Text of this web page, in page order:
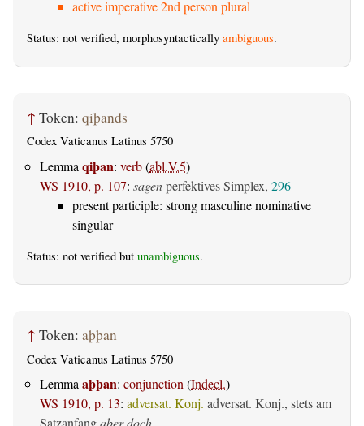
active imperative 2nd person plural
Status: not verified, morphosyntactically ambiguous.
↑ Token: qiþands
Codex Vaticanus Latinus 5750
Lemma qiþan: verb(abl.V.5)
WS 1910, p. 107: sagenperfektives Simplex, 296
present participle: strong masculine nominative
singular
Status: not verified but unambiguous.
↑ Token: aþþan
Codex Vaticanus Latinus 5750
Lemma aþþan: conjunction (Indecl.)
WS 1910, p. 13: adversat. Konj. adversat. Konj., stets am
Satzanfangaber doch